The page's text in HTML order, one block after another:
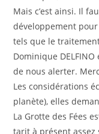
Mais c’est ainsi. Il
développement
tels que le
Dominique
de nous alerter.
Les considérations
planète), elles
La Grotte des Fées
tarit à présent assez